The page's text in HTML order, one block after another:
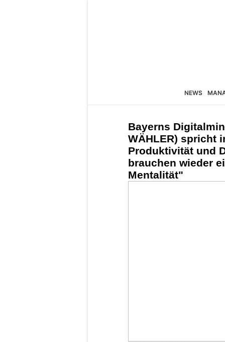
NEWS
Bayerns
WÄHLER) spricht
Produktivität und
brauchen wieder
Mentalität"